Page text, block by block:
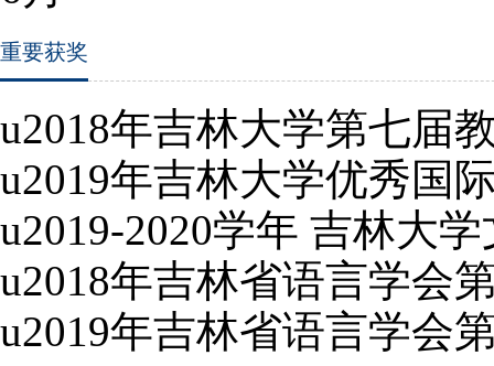
重要获奖
u2018年吉林大学第七届
u2019年吉林大学优秀国
u2019-2020学年 吉林大
u2018年吉林省语言学会
u2019年吉林省语言学会